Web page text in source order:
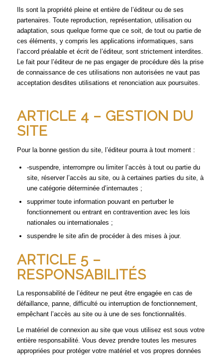
Ils sont la propriété pleine et entière de l’éditeur ou de ses
partenaires. Toute reproduction, représentation, utilisation ou
adaptation, sous quelque forme que ce soit, de tout ou partie de
ces éléments, y compris les applications informatiques, sans
l’accord préalable et écrit de l’éditeur, sont strictement interdites.
Le fait pour l’éditeur de ne pas engager de procédure dès la prise
de connaissance de ces utilisations non autorisées ne vaut pas
acceptation desdites utilisations et renonciation aux poursuites.
ARTICLE 4 – GESTION DU
SITE
Pour la bonne gestion du site, l’éditeur pourra à tout moment :
-suspendre, interrompre ou limiter l’accès à tout ou partie du
site, réserver l’accès au site, ou à certaines parties du site, à
une catégorie déterminée d’internautes ;
supprimer toute information pouvant en perturber le
fonctionnement ou entrant en contravention avec les lois
nationales ou internationales ;
suspendre le site afin de procéder à des mises à jour.
ARTICLE 5 –
RESPONSABILITÉS
La responsabilité de l’éditeur ne peut être engagée en cas de
défaillance, panne, difficulté ou interruption de fonctionnement,
empêchant l’accès au site ou à une de ses fonctionnalités.
Le matériel de connexion au site que vous utilisez est sous votre
entière responsabilité. Vous devez prendre toutes les mesures
appropriées pour protéger votre matériel et vos propres données